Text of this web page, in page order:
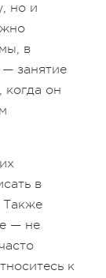
но и
в
занятие
когда он
в
Также
— не
к